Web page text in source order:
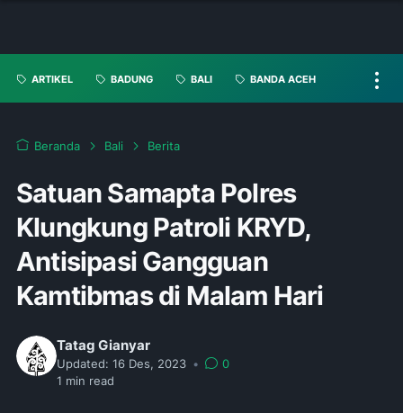
ARTIKEL BADUNG BALI BANDA ACEH
Beranda Bali Berita
Satuan Samapta Polres
Klungkung Patroli KRYD,
Antisipasi Gangguan
Kamtibmas di Malam Hari
Tatag Gianyar
Updated: 16 Des, 2023 •
0
1 min read